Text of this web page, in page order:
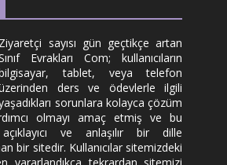
Ziyaretçi sayısı gün geçtikçe artan
Evrakları Com; kullanıcıların
tablet, veya telefon
ders ve ödevlerle ilgili
sorunlara kolayca çözüm
olmayı amaç etmiş ve bu
ve anlaşılır bir dille
bir sitedir. Kullanıcılar sitemizdeki